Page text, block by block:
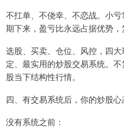
不扛单、不侥幸、不恋战。小
期下来，盈亏比永远占据优势，
选股、买卖、仓位、风控，四
定、最实用的炒股交易系统。
股当下结构性行情。
四、有交易系统后，你的炒股
没有系统之前：